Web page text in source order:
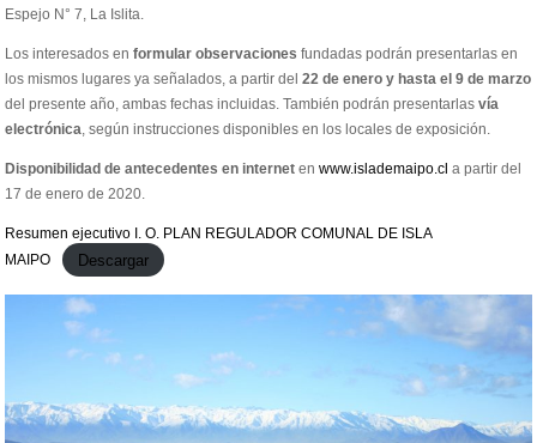
Espejo N° 7, La Islita.
Los interesados enformular observaciones fundadas podrán presentarlas en
los mismos lugares ya señalados, a partir del22 de enero y hasta el 9 de marzo
del presente año, ambas fechas incluidas. También podrán presentarlasvía
electrónica, según instrucciones disponibles en los locales de exposición.
Disponibilidad de antecedentes en internetenwww.islademaipo.cl a partir del
17 de enero de 2020.
Resumen ejecutivo I. O. PLAN REGULADOR COMUNAL DE ISLA
MAIPO
Descargar